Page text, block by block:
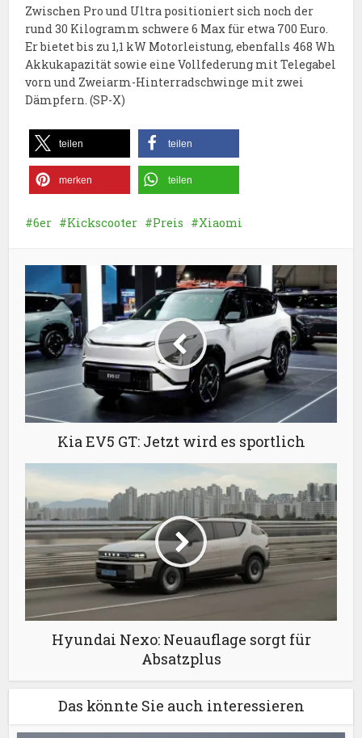
Zwischen Pro und Ultra positioniert sich noch der
rund 30 Kilogramm schwere 6 Max für etwa 700 Euro.
Er bietet bis zu 1,1 kW Motorleistung, ebenfalls 468 Wh
Akkukapazität sowie eine Vollfederung mit Telegabel
vorn und Zweiarm-Hinterradschwinge mit zwei
Dämpfern. (SP-X)
teilen teilen
merken teilen
6er Kickscooter Preis Xiaomi
Kia EV5 GT: Jetzt wird es sportlich
Hyundai Nexo: Neuauflage sorgt für
Absatzplus
Das könnte Sie auch interessieren